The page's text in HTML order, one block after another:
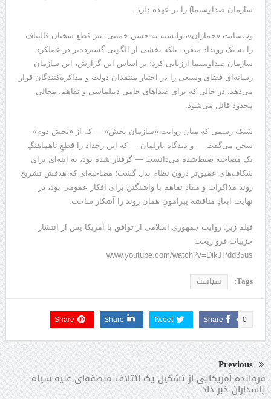
سازمان صداوسیما) را بر عهده دارد.
وب‌سایت «جماران»، وابسته به حسن خمینی، نیز قطع سخنان قالیباف
را نه یک رویداد منفرد، بلکه بخشی از الگویی گسترده‌تر در عملکرد
سازمان صداوسیما ارزیابی کرد؛ بر اساس این گزارش، این سازمان
رسانه‌ای فضای وسیعی را در اختیار منتقدان دولت و مذاکره‌کنندگان قرار
می‌دهد، در حالی که برای صداهای حامی دیپلماسی و تفاهم، مجالی
محدود قائل می‌شود.
شبکه رسمی که میان روایت «سازمان پخش» — که از «بخش دوم»
سخن می‌گفت — و دیدگاه پارلمان — که این رخداد را قطعِ ناهماهنگِ
یک مصاحبه ضبط‌شده می‌دانست — گرفتار شده بود، به آینه‌ای برای
شکاف‌های عمیق‌تر درون نظام بدل گشت؛ مصاحبه‌ای که هدفش تشریح
روند مذاکرات و مفاد تفاهم با واشنگتن برای افکار عمومی بود، در
نهایت ابعادِ مناقشه پیرامونِ همان روند را آشکار ساخت.
فیلم زیر: روایت جمهوری اسلامی از توافق با آمریکا پس از انتشار
جزییات فرو ریخت
www.youtube.com/watch?v=DikJPdd35us
Tags: سیاست
Share 0
Tweet
Share
Share
Previous
فرمانده آمریکایی از تشکیل یک ائتلاف منطقه‌ای علیه سپاه
پاسداران خبر داد